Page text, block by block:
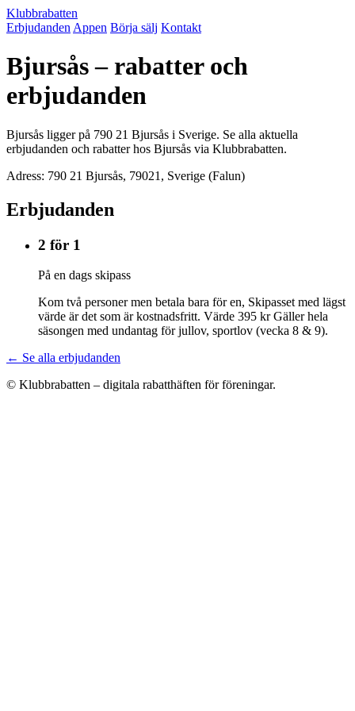
Klubbrabatten
Erbjudanden Appen Börja sälj Kontakt
Bjursås – rabatter och
erbjudanden
Bjursås ligger på 790 21 Bjursås i Sverige. Se alla aktuella
erbjudanden och rabatter hos Bjursås via Klubbrabatten.
Adress: 790 21 Bjursås, 79021, Sverige (Falun)
Erbjudanden
2 för 1
På en dags skipass
Kom två personer men betala bara för en, Skipasset med lägst
värde är det som är kostnadsfritt. Värde 395 kr Gäller hela
säsongen med undantag för jullov, sportlov (vecka 8 & 9).
← Se alla erbjudanden
© Klubbrabatten – digitala rabatthäften för föreningar.